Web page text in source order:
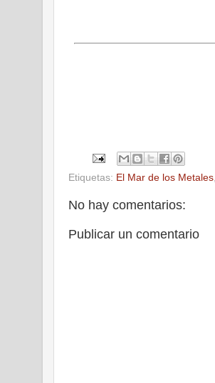
Etiquetas: El Mar de los Metales
No hay comentarios:
Publicar un comentario